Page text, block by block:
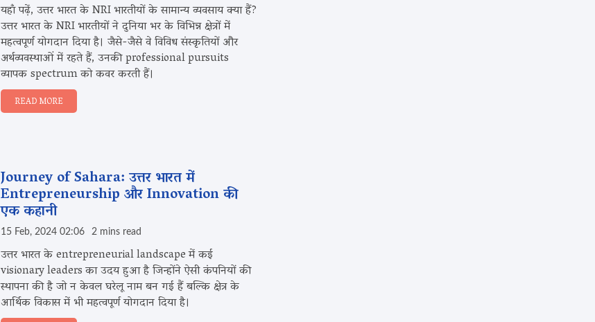
यहाँ पढ़ें, उत्तर भारत के NRI भारतीयों के सामान्य व्यवसाय क्या हैं?
उत्तर भारत के NRI भारतीयों ने दुनिया भर के विभिन्न क्षेत्रों में
महत्वपूर्ण योगदान दिया है। जैसे-जैसे वे विविध संस्कृतियों और
अर्थव्यवस्थाओं में रहते हैं, उनकी professional pursuits
व्यापक spectrum को कवर करती हैं।
READ MORE
Journey of Sahara: उत्तर भारत में
Entrepreneurship और Innovation की
एक कहानी
15 Feb, 2024 02:06 2 mins read
उत्तर भारत के entrepreneurial landscape में कई
visionary leaders का उदय हुआ है जिन्होंने ऐसी कंपनियों की
स्थापना की है जो न केवल घरेलू नाम बन गई हैं बल्कि क्षेत्र के
आर्थिक विकास में भी महत्वपूर्ण योगदान दिया है।